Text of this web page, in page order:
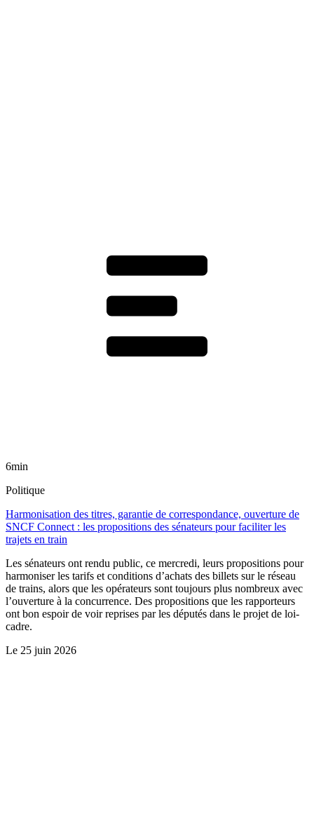
6min
Politique
Harmonisation des titres, garantie de correspondance, ouverture de
SNCF Connect : les propositions des sénateurs pour faciliter les
trajets en train
Les sénateurs ont rendu public, ce mercredi, leurs propositions pour
harmoniser les tarifs et conditions d’achats des billets sur le réseau
de trains, alors que les opérateurs sont toujours plus nombreux avec
l’ouverture à la concurrence. Des propositions que les rapporteurs
ont bon espoir de voir reprises par les députés dans le projet de loi-
cadre.
Le 25 juin 2026